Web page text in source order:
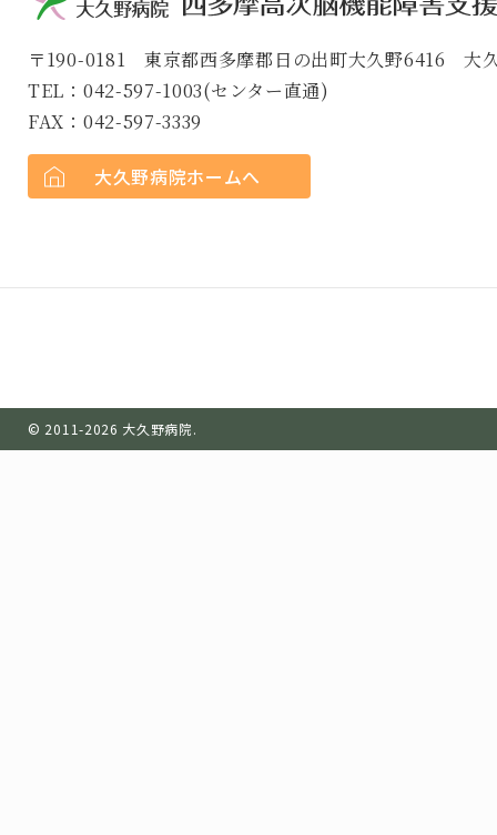
〒190-0181 東京都西多摩郡日の出町大久野6416 大
TEL：042-597-1003(センター直通)
FAX：042-597-3339
大久野病院ホームへ
© 2011-2026 大久野病院.